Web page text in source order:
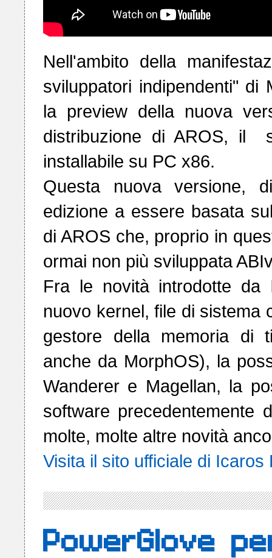
Nell'ambito della
sviluppatori indipendenti" di
la preview della nuova
distribuzione di AROS, il
installabile su PC x86.
Questa nuova versione,
edizione a essere basata
di AROS che, proprio in
ormai non più sviluppata
Fra le novità introdotte
nuovo kernel, file di sistema
gestore della memoria di
anche da MorphOS), la
Wanderer e Magellan, la
software precedentemente
Visita il sito ufficiale di Icaros
PowerGlove